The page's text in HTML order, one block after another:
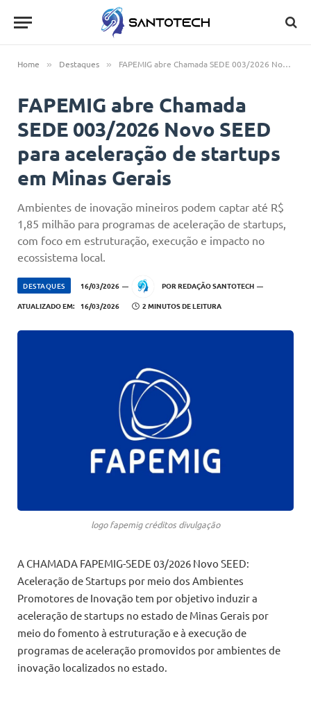
Home » Destaques » FAPEMIG abre Chamada SEDE 003/2026 Novo SEED para aceleração de startups em Minas Gerais
FAPEMIG abre Chamada
SEDE 003/2026 Novo SEED
para aceleração de startups
em Minas Gerais
Ambientes de inovação mineiros podem captar até R$
1,85 milhão para programas de aceleração de startups,
com foco em estruturação, execução e impacto no
ecossistema local.
DESTAQUES 16/03/2026 POR REDAÇÃO SANTOTECH
ATUALIZADO EM: 16/03/2026 2 MINUTOS DE LEITURA
logo fapemig créditos divulgação
A CHAMADA FAPEMIG-SEDE 03/2026 Novo SEED:
Aceleração de Startups por meio dos Ambientes
Promotores de Inovação tem por objetivo induzir a
aceleração de startups no estado de Minas Gerais por
meio do fomento à estruturação e à execução de
programas de aceleração promovidos por ambientes de
inovação localizados no estado.